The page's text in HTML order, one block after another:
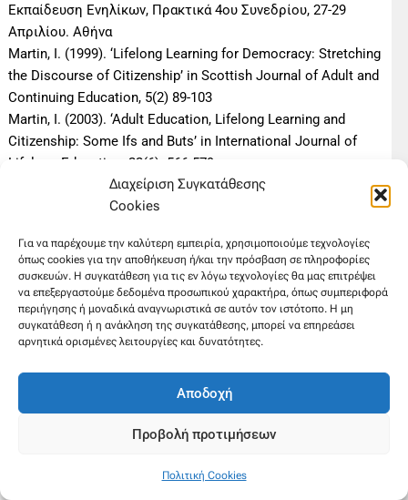
Διαχείριση Συγκατάθεσης
Cookies
Για να παρέχουμε την καλύτερη εμπειρία, χρησιμοποιούμε τεχνολογίες
όπως cookies για την αποθήκευση ή/και την πρόσβαση σε πληροφορίες
συσκευών. Η συγκατάθεση για τις εν λόγω τεχνολογίες θα μας επιτρέψει
να επεξεργαστούμε δεδομένα προσωπικού χαρακτήρα, όπως συμπεριφορά
περιήγησης ή μοναδικά αναγνωριστικά σε αυτόν τον ιστότοπο. Η μη
συγκατάθεση ή η ανάκληση της συγκατάθεσης, μπορεί να επηρεάσει
αρνητικά ορισμένες λειτουργίες και δυνατότητες.
Αποδοχή
Προβολή προτιμήσεων
Πολιτική Cookies
Εκπαίδευση Ενηλίκων, Πρακτικά 4ου Συνεδρίου, 27-29
Απριλίου. Αθήνα
Martin, I. (1999). ‘Lifelong Learning for Democracy: Stretching
the Discourse of Citizenship’ in Scottish Journal of Adult and
Continuing Education, 5(2) 89-103
Martin, I. (2003). ‘Adult Education, Lifelong Learning and
Citizenship: Some Ifs and Buts’ in International Journal of
Lifelong Education, 22(6): 566-579
Merrifield, J. (2002). Learning Citizenship, Brighton:Institute
ofDevelopment Studies
Μάθηση, Αθήνα: Μεταίχμιο
Παϊζης, Ν. (2010). Eκπαίδευση Πολιτισμός και Κοινωνική
Καινοτομία. Η κοινωνική καινοτομία στο επίκεντρο
ανάπτυξης των τοπικών κοινωνιών. Στο Εκπαίδευση
Ενηλίκων και Πολιτισμός στην Κοινότητα. Σε e-Διάσταση.
Παντελή, Σ., (2010), Τα Μυστικά της Ομαδικής Επιτυχίας,
Papageorgiou, I., (2007), Becoming a Social Actor:The Socio-
Political Significance of Adult Education Classes.
Proceedings of the International Sociological Association